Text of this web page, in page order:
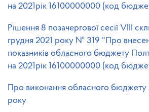
на 2021рік 16100000000 (код
Рішення 8 позачергової сесії VIІІ
грудня 2021 року № 319 "Про
показників обласного бюджету
на 2021рік 16100000000 (код
Про виконання обласного бюджету
року